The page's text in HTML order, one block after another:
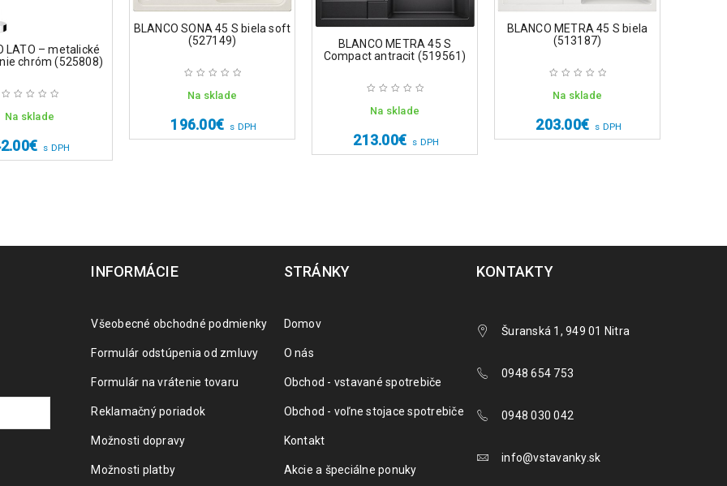
LATO – metalické
chróm (525808)
Na sklade
€ s DPH
BLANCO SONA 45 S biela soft
(527149)
Na sklade
196.00€ s DPH
BLANCO METRA 45 S
Compact antracit (519561)
Na sklade
213.00€ s DPH
BLANCO METRA 45 S biela
(513187)
Na sklade
203.00€ s DPH
INFORMÁCIE
Všeobecné obchodné podmienky
Formulár odstúpenia od zmluvy
Formulár na vrátenie tovaru
Reklamačný poriadok
Možnosti dopravy
Možnosti platby
STRÁNKY
Domov
O nás
Obchod - vstavané spotrebiče
Obchod - voľne stojace spotrebiče
Kontakt
Akcie a špeciálne ponuky
KONTAKTY
Šuranská 1, 949 01 Nitra
0948 654 753
0948 030 042
info@vstavanky.sk